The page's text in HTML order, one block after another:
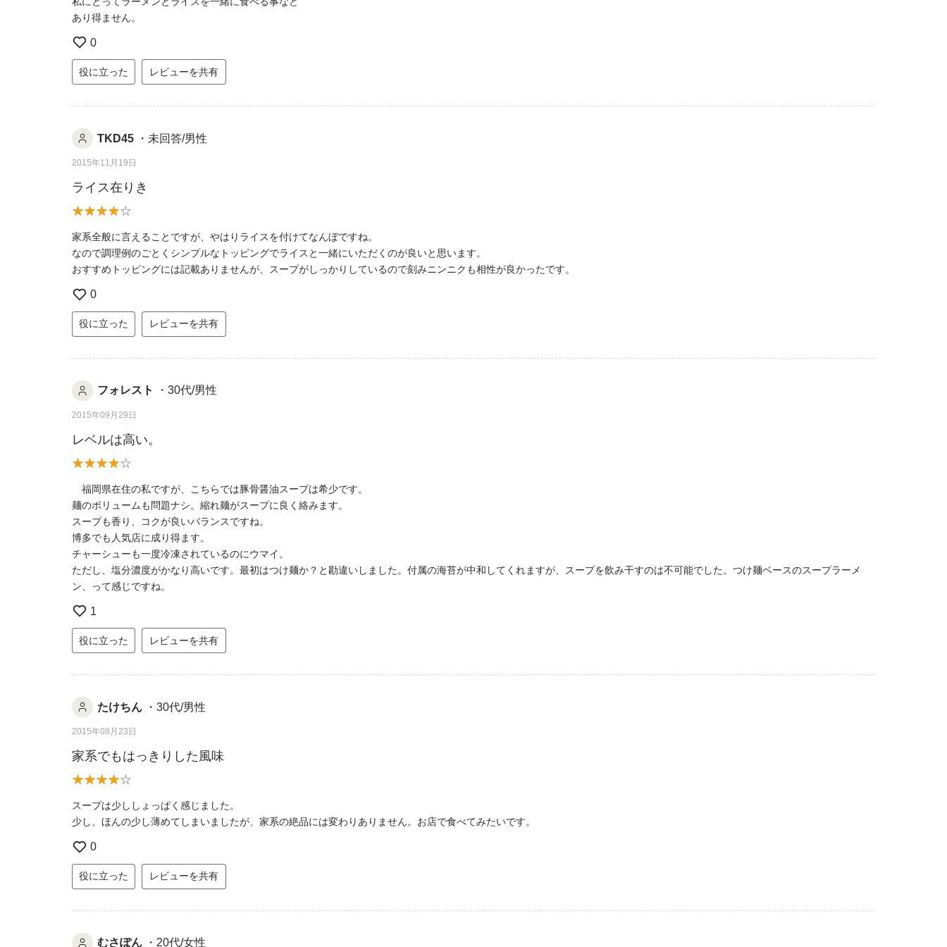
あり得ません。
0
役に立った レビューを共有
TKD45 ・未回答/男性
2015年11月19日
ライス在りき
家系全般に言えることですが、やはりライスを付けてなんぼですね。
なので調理例のごとくシンプルなトッピングでライスと一緒にいただくのが良いと思います。
おすすめトッピングには記載ありませんが、スープがしっかりしているので刻みニンニクも相性が良かったです。
0
役に立った レビューを共有
フォレスト ・30代/男性
2015年09月29日
レベルは高い。
福岡県在住の私ですが、こちらでは豚骨醤油スープは希少です。
麺のボリュームも問題ナシ。縮れ麺がスープに良く絡みます。
スープも香り、コクが良いバランスですね。
博多でも人気店に成り得ます。
チャーシューも一度冷凍されているのにウマイ。
ただし、塩分濃度がかなり高いです。最初はつけ麺か？と勘違いしました。付属の海苔が中和してくれますが、スープを飲み干すのは不可能でした。つけ麺ベースのスープラーメ
ン、って感じですね。
1
役に立った レビューを共有
たけちん ・30代/男性
2015年08月23日
家系でもはっきりした風味
スープは少ししょっぱく感じました。
少し、ほんの少し薄めてしまいましたが、家系の絶品には変わりありません。お店で食べてみたいです。
0
役に立った レビューを共有
むさぽん ・20代/女性